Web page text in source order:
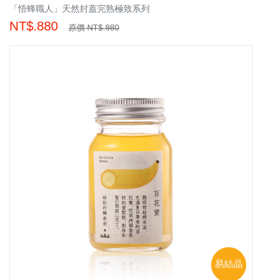
「悟蜂職人」天然封蓋完熟極致系列
NT$.880 原價 NT$.980
易結晶